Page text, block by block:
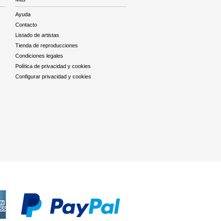
Ayuda
Contacto
Listado de artistas
Tienda de reproducciones
Condiciones legales
Política de privacidad y cookies
Configurar privacidad y cookies